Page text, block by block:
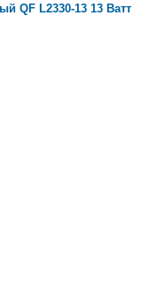
QF L2330-13 13 Ватт